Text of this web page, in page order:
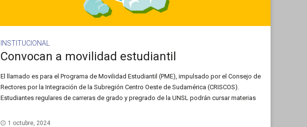
INSTITUCIONAL
Convocan a movilidad estudiantil
El llamado es para el Programa de Movilidad Estudiantil (PME), impulsado por el Consejo de
Rectores por la Integración de la Subregión Centro Oeste de Sudamérica (CRISCOS).
Estudiantes regulares de carreras de grado y pregrado de la UNSL podrán cursar materias
se recibirán las postulaciones.
1 octubre, 2024